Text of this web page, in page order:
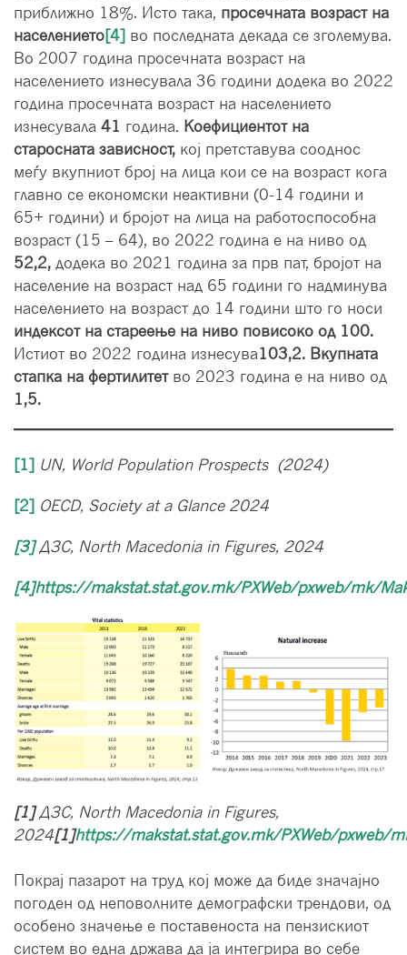
приближно 18%. Исто така, просечната возраст на
населението[4] во последната декада се зголемува.
Во 2007 година просечната возраст на
населението изнесувала 36 години додека во 2022
година просечната возраст на населението
изнесувала 41 годинa. Коефициентот на
старосната зависност, кој претставува сооднос
меѓу вкупниот број на лица кои се на возраст кога
главно се економски неактивни (0-14 години и
65+ години) и бројот на лица на работоспособна
возраст (15 – 64), во 2022 година е на ниво од
52,2, додека во 2021 година за прв пат, бројот на
население на возраст над 65 години го надминува
населението на возраст до 14 години што го носи
индексот на стареење на ниво повисоко од 100.
Истиот во 2022 година изнесува103,2. Вкупната
стапка на фертилитет во 2023 година е на ниво од
1,5.
[1] UN, World Population Prospects (2024)
[2] OECD, Society at a Glance 2024
[3] ДЗС, North Macedonia in Figures, 2024
[4]https://makstat.stat.gov.mk/PXWeb/pxweb/mk/
[1]ДЗС, North Macedonia in Figures,
2024[1]https://makstat.stat.gov.mk/PXWeb/pxweb/
Покрај пазарот на труд кој може да биде значајно
погоден од неповолните демографски трендови, од
особено значење е поставеноста на пензискиот
систем во една држава да ја интегрира во себе